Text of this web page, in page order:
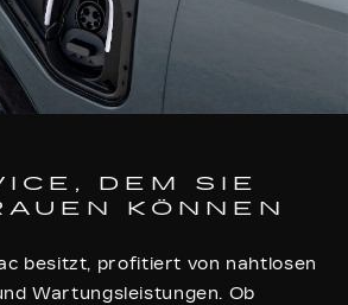
DEM SIE
KÖNNEN
besitzt, profitiert von nahtlosen
Wartungsleistungen. Ob